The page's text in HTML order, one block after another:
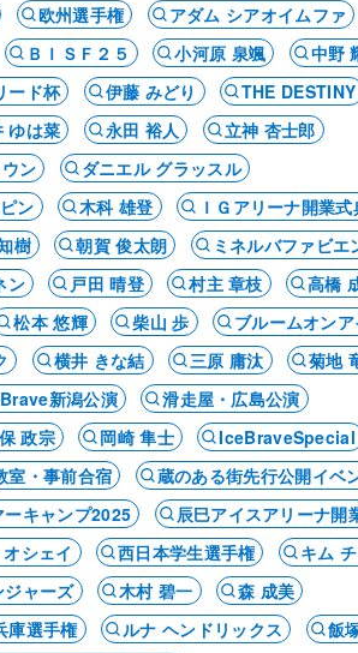
欧州選手権
アダム シアオイムファ
ＢＩＳＦ２５ 小河原 泉颯
中野
ード杯 伊藤 みどり
THE DESTINY
ゆは菜 永田 裕人
立神 杏士郎
ン
ダニエル グラッスル
ン 木科 雄登
ＩＧアリーナ開業式
樹 朝賀 俊太朗
ミネルバファビエ
ン 戸田 晴登 村主 章枝
高橋
松本 悠輝 柴山 歩
ブルームオンア
横井 きな結 三原 庸汰
菊地
新潟公演
滑走屋・広島公演
政宗 岡崎 隼士
IceBraveSpecial
室・事前合宿
蔵のある街先行公開イベ
キャンプ2025
辰巳アイスアリーナ開
シェイ 西日本学生選手権
キム
ャーズ 木村 碧一
森 成美
庫選手権 ルナ ヘンドリックス
飯